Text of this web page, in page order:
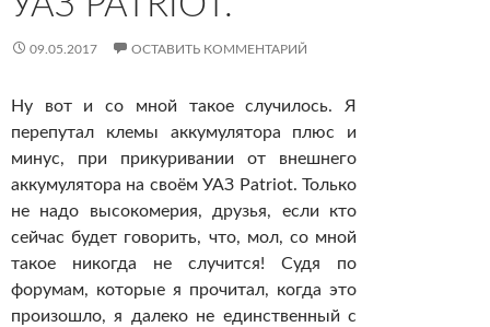
09.05.2017 ОСТАВИТЬ КОММЕНТАРИЙ
Ну вот и со мной такое случилось. Я
перепутал клемы аккумулятора плюс и
минус, при прикуривании от внешнего
аккумулятора на своём УАЗ Patriot. Только
не надо высокомерия, друзья, если кто
сейчас будет говорить, что, мол, со мной
такое никогда не случится! Судя по
форумам, которые я прочитал, когда это
произошло, я далеко не единственный с